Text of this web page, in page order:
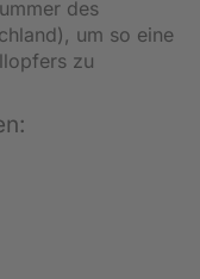
des
um so eine
zu